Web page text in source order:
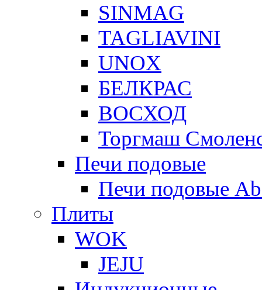
SINMAG
TAGLIAVINI
UNOX
БЕЛКРАС
ВОСХОД
Торгмаш
Печи подовые
Печи подовые
Плиты
WOK
JEJU